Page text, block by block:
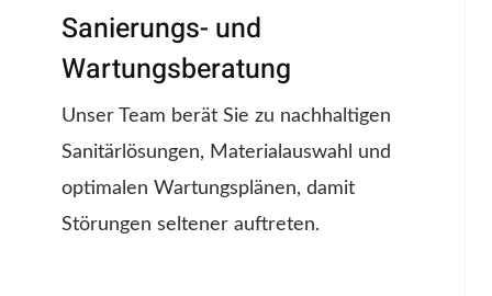
Sanierungs- und
Wartungsberatung
Unser Team berät Sie zu nachhaltigen
Sanitärlösungen, Materialauswahl und
optimalen Wartungsplänen, damit
Störungen seltener auftreten.